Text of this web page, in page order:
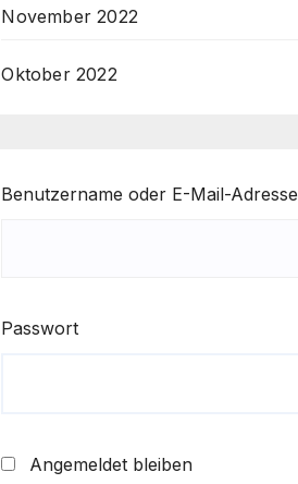
November 2022
Oktober 2022
Benutzername oder E-Mail-Adresse
Passwort
Angemeldet bleiben